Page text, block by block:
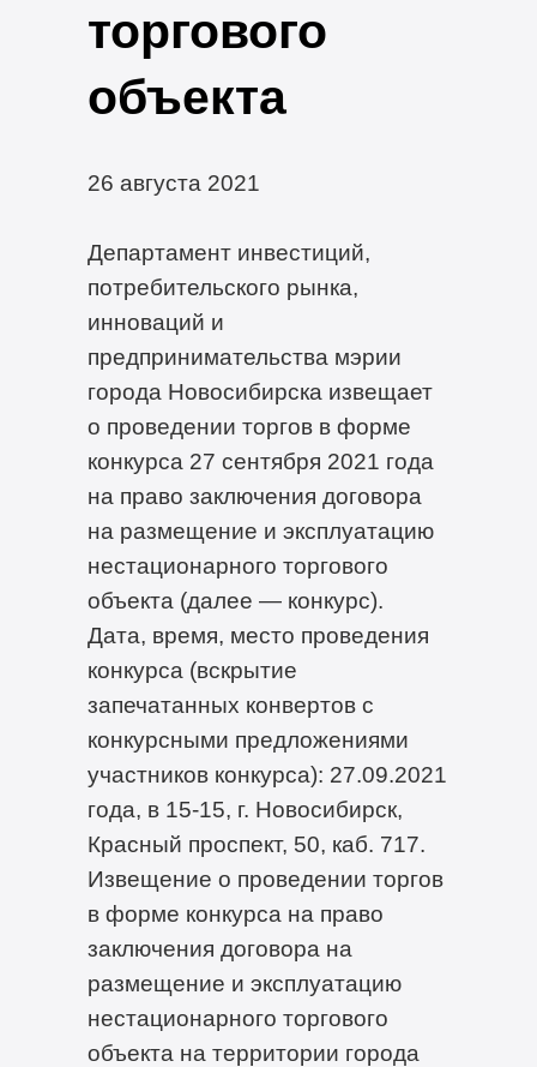
торгового
объекта
26 августа 2021
Департамент инвестиций,
потребительского рынка,
инноваций и
предпринимательства мэрии
города Новосибирска извещает
о проведении торгов в форме
конкурса 27 сентября 2021 года
на право заключения договора
на размещение и эксплуатацию
нестационарного торгового
объекта (далее — конкурс).
Дата, время, место проведения
конкурса (вскрытие
запечатанных конвертов с
конкурсными предложениями
участников конкурса): 27.09.2021
года, в 15-15, г. Новосибирск,
Красный проспект, 50, каб. 717.
Извещение о проведении торгов
в форме конкурса на право
заключения договора на
размещение и эксплуатацию
нестационарного торгового
объекта на территории города